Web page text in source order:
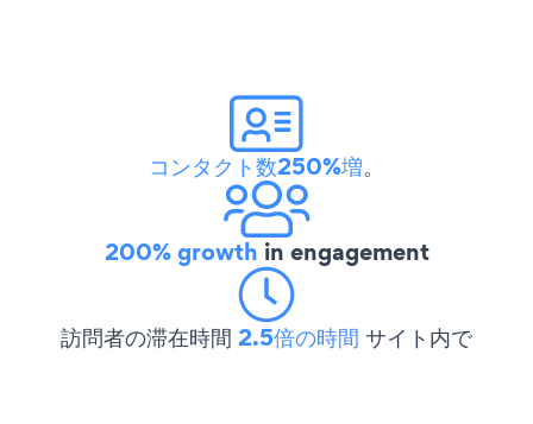
コンタクト数250%増。
200% growth in engagement
訪問者の滞在時間 2.5倍の時間 サイト内で